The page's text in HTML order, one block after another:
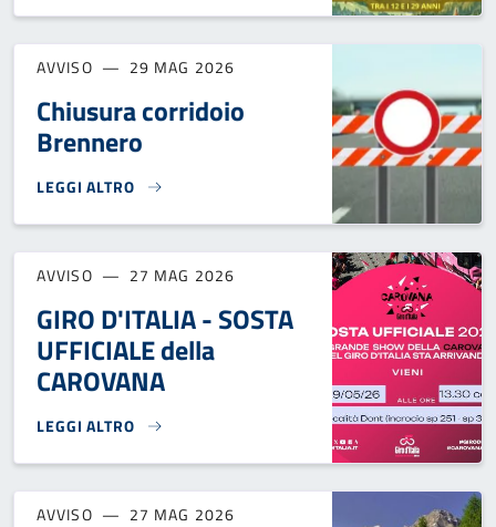
AVVISO 29 MAG 2026
Chiusura corridoio
Brennero
LEGGI ALTRO
CHIUSURA CORRIDOIO BRENNERO}
AVVISO 27 MAG 2026
GIRO D'ITALIA - SOSTA
UFFICIALE della
CAROVANA
LEGGI ALTRO
GIRO D'ITALIA - SOSTA UFFICIALE DELLA CAROVANA}
AVVISO 27 MAG 2026